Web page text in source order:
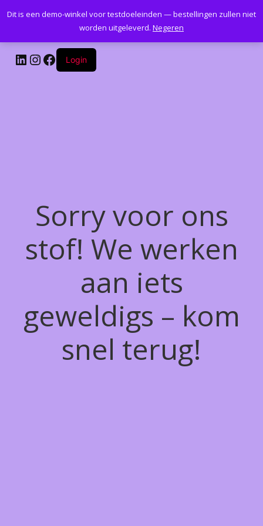
Kantoormeubelenplus.com
LinkedIn
Instagram
Facebook
Login
Sorry voor ons
stof! We werken
aan iets
geweldigs – kom
snel terug!
Dit is een demo-winkel voor testdoeleinden — bestellingen zullen niet
worden uitgeleverd. Negeren